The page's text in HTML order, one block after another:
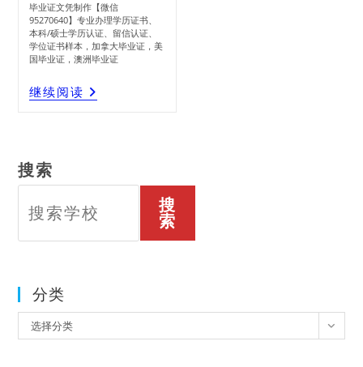
毕业证文凭制作【微信
95270640】专业办理学历证书、
本科/硕士学历认证、留信认证、
学位证书样本，加拿大毕业证，美
国毕业证，澳洲毕业证
继续阅读 普
瑞
特
搜索
搜
索
分类
类
选择分类